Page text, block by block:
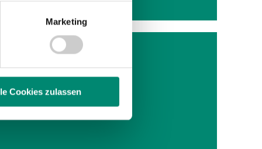
anbieten zu können
Verwendung unserer
Marketing
Cookies zulassen
Ried